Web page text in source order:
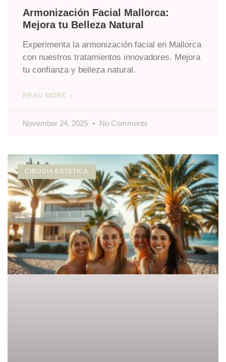
Armonización Facial Mallorca:
Mejora tu Belleza Natural
Experimenta la armonización facial en Mallorca
con nuestros tratamientos innovadores. Mejora
tu confianza y belleza natural.
READ MORE »
November 24, 2025 No Comments
CIRUGIA ESTETICA